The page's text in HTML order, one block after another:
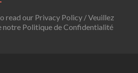
read our Privacy Policy / Veuillez
notre Politique de Confidentialité